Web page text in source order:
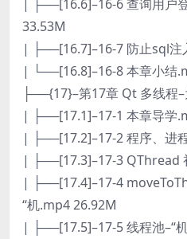
| ├──[16.6]–16-6 查询用户
33.53M
| ├──[16.7]–16-7 防止sql注
| └──[16.8]–16-8 本章小结
├──{17}–第17章 Qt 多线程
| ├──[17.1]–17-1 本章导学
| ├──[17.2]–17-2 程序、进
| ├──[17.3]–17-3 QThread
| ├──[17.4]–17-4
“机.mp4 26.92M
| ├──[17.5]–17-5 线程池–“